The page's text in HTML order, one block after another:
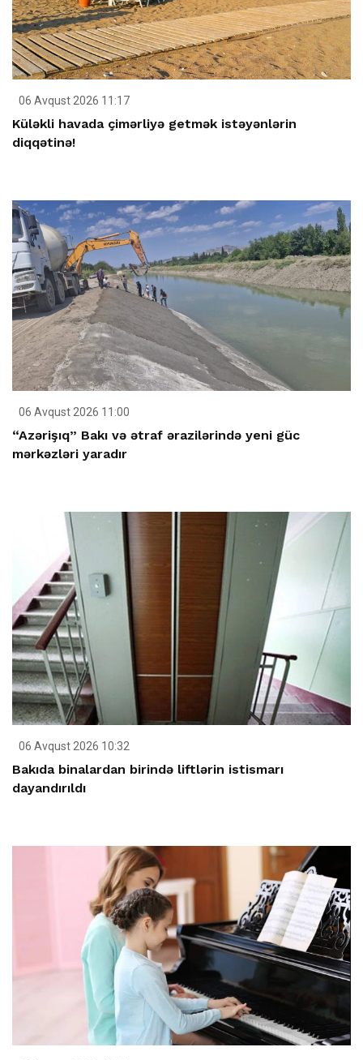
06 Avqust 2026 11:17
Küləkli havada çimərliyə getmək istəyənlərin
diqqətinə!
06 Avqust 2026 11:00
“Azərişıq” Bakı və ətraf ərazilərində yeni güc
mərkəzləri yaradır
06 Avqust 2026 10:32
Bakıda binalardan birində liftlərin istismarı
dayandırıldı